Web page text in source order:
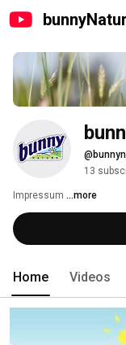
13
Impressum ...more
Home Videos